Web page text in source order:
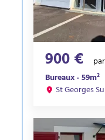
900 €
Bureaux · 59m²
St Georges